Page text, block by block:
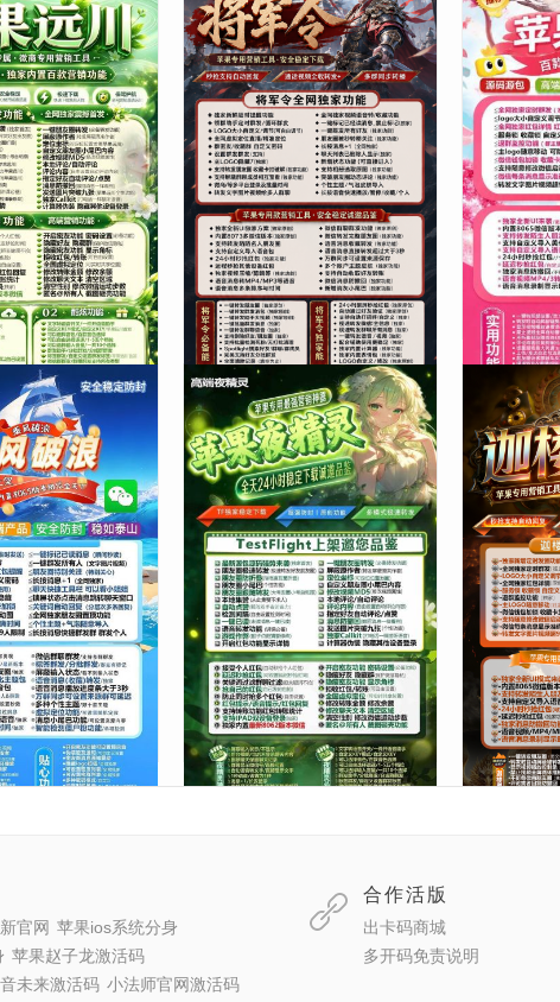
川官网支持文字
商城版】支持群
正版授权
46 人次浏览
苹果TF将军令官网微信授权码
分身多开一级转发朋友圈点赞
抢红包
59.00 正版授权
苹果系列 192 人次浏览
苹果知意
权-苹果知
59.00
苹果系列
风破浪官网授权
稳领先更新能力】
正版授权
177 人次浏览
【苹果夜精灵官网授权码授
权】苹果微信iOS多开分身夜精
灵转发抢红包正版授权
59.00 正版授权
苹果系列 217 人次浏览
【苹果迦
果微信多
信密友 一
¥ 59.00
苹果系列
官网 苹果ios系统分身
苹果赵子龙激活码
未来激活码 小法师官网激活码
合作活版
出卡码商城
多开码免责说明